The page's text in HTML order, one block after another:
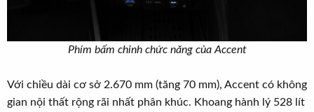
Phím bấm chỉnh chức năng của Accent
Với chiều dài cơ sở 2.670 mm (tăng 70 mm), Accent có không
gian nội thất rộng rãi nhất phân khúc. Khoang hành lý 528 lít